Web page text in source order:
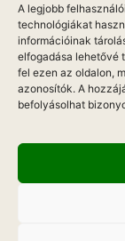
A legjobb
technológiákat
információinak
elfogadása lehetővé
fel ezen az oldalon,
azonosítók. A
befolyásolhat